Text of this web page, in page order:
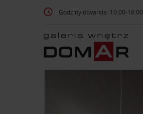
Godziny otwarcia: 10:00-16:00